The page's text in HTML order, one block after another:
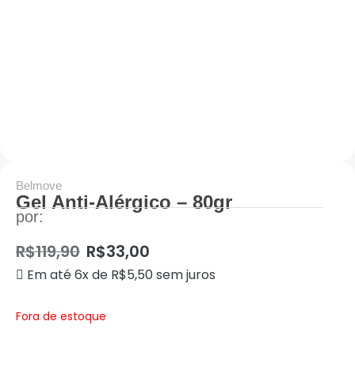
Belmove
Gel Anti-Alérgico – 80gr
por:
R$119,90 R$33,00
Em até 6x de R$5,50sem juros
Fora de estoque